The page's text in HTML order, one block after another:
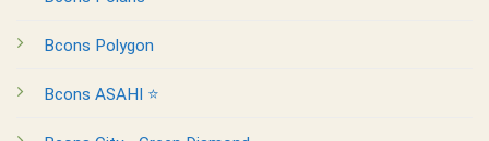
Bcons Polygon
Bcons ASAHI ⭐